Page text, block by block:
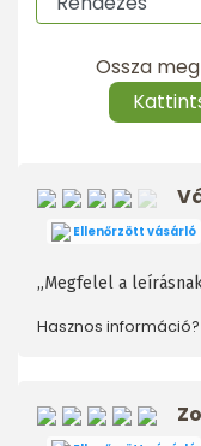
Ossza
Ellenőrzött vásárló
„Megfelel a
Hasznos információ?